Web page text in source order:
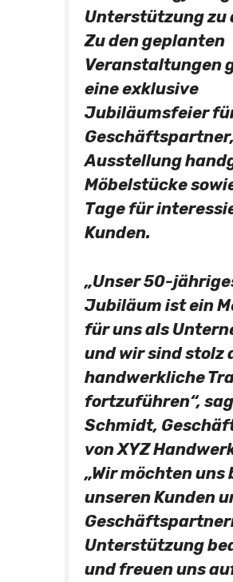
Unterstützung zu
Zu den geplanten
Veranstaltungen
eine exklusive
Jubiläumsfeier
Ausstellung
Möbelstücke
Tage für
Kunden.
„Unser 50-
Jubiläum ist ein
für uns als
und wir sind stolz
handwerkliche
fortzuführen“,
Schmidt,
von XYZ
„Wir möchten uns
unseren Kunden
Unterstützung
und freuen uns